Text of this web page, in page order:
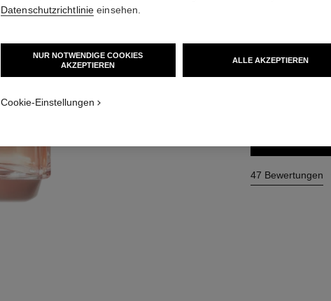
4 GRÖSSEN
47 Bewertungen
Datenschutzrichtlinie einsehen.
NUR NOTWENDIGE COOKIES
AKZEPTIEREN
ALLE AKZEPTIEREN
Cookie-Einstellungen